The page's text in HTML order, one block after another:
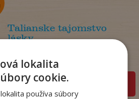
Talianske tajomstvo
lásky
Na sklade
pridať do košíka
lokalita
cookie.
používa súbory